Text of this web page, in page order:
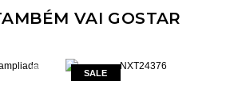
VAI GOSTAR